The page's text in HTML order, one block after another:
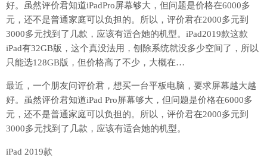
好。虽然评价君知道iPadPro屏幕够大，但问题是价格在6000多
元，还不是普通家庭可以负担的。所以，评价君在2000多元到
3000多元找到了几款，应该有适合她的机型。iPad2019款这款
iPad有32GB版，这个真没法用，刨除系统就没多少空间了，所以
只能选128GB版，但价格高了不少，大概在…
最近，一个朋友问评价君，想买一台平板电脑，要求屏幕越大越
好。虽然评价君知道iPad Pro屏幕够大，但问题是价格在6000多
元，还不是普通家庭可以负担的。所以，评价君在2000多元到
3000多元找到了几款，应该有适合她的机型。
iPad 2019款